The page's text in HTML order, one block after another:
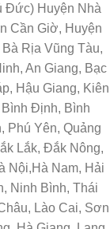
Đức) Huyện Nhà
Cần Giờ, Huyện
Rịa Vũng Tàu,
An Giang, Bạc
Hậu Giang, Kiên
Bình Định, Bình
Phú Yên, Quảng
Lắk, Đắk Nông,
Nội,Hà Nam, Hải
Ninh Bình, Thái
Lào Cai, Sơn